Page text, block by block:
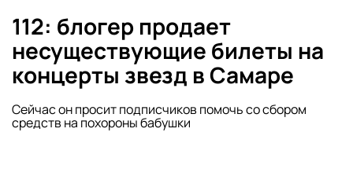
112: блогер продает
несуществующие билеты на
концерты звезд в Самаре
Сейчас он просит подписчиков помочь со сбором
средств на похороны бабушки